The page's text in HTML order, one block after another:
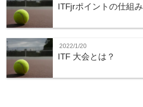
ITFjrポイントの仕組み
2022/1/20
ITF 大会とは？